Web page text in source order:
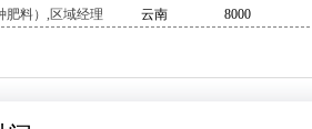
肥料）,区域经理 云南 8000